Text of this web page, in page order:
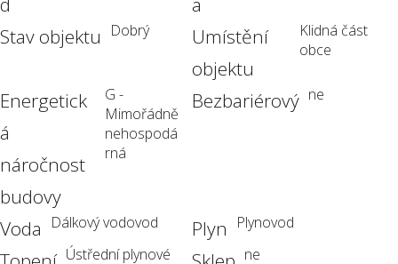
Stav objektu Dobrý
Umístění
objektu
Klidná část
obce
Energetick
á
náročnost
budovy
G -
Mimořádně
nehospodá
rná
Bezbariérový ne
Voda Dálkový vodovod Plyn Plynovod
Ústřední plynové ne